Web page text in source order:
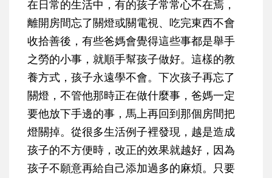
在日常的生活中，有的孩子常常心不在焉，
離開房間忘了關燈或關電視、吃完東西不會
收拾善後，有些爸媽會覺得這些事都是舉手
之勞的小事，就順手幫孩子做好。這樣的教
養方式，孩子永遠學不會。下次孩子再忘了
關燈，不管他那時正在做什麼事，爸媽一定
要他放下手邊的事，馬上再回到那個房間把
燈關掉。從很多生活例子裡發現，越是造成
孩子的不方便時，改正的效果就越好，因為
孩子不願意再給自己添加過多的麻煩。只要